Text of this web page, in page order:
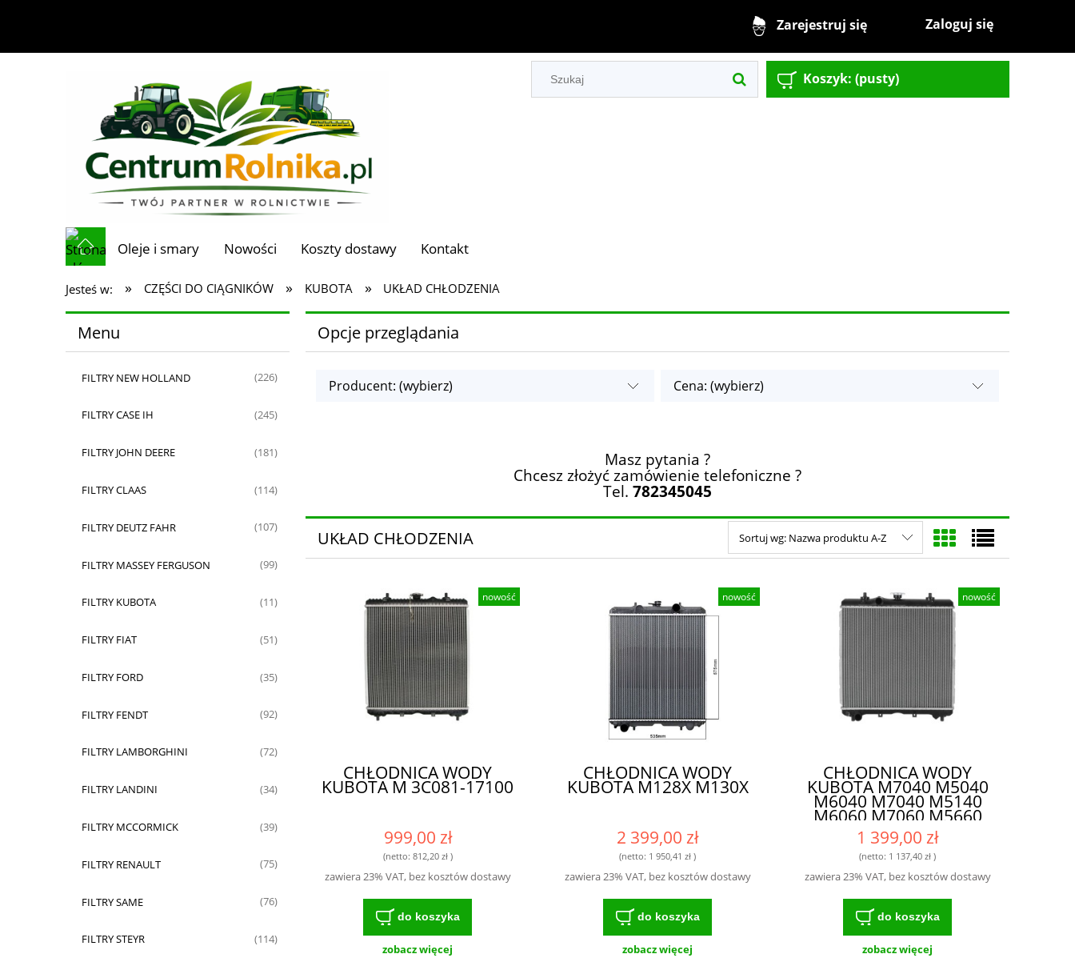
Zarejestruj się Zaloguj się
Koszyk: (pusty)
Oleje i smary Nowości Koszty dostawy Kontakt
Jesteś w: » CZĘŚCI DO CIĄGNIKÓW » KUBOTA » UKŁAD CHŁODZENIA
Menu
FILTRY NEW HOLLAND (226)
FILTRY CASE IH (245)
FILTRY JOHN DEERE (181)
FILTRY CLAAS (114)
FILTRY DEUTZ FAHR (107)
FILTRY MASSEY FERGUSON (99)
FILTRY KUBOTA (11)
FILTRY FIAT (51)
FILTRY FORD (35)
FILTRY FENDT (92)
FILTRY LAMBORGHINI (72)
FILTRY LANDINI (34)
FILTRY MCCORMICK (39)
FILTRY RENAULT (75)
FILTRY SAME (76)
FILTRY STEYR (114)
Opcje przeglądania
Producent: (wybierz) Cena: (wybierz)
Masz pytania ?
Chcesz złożyć zamówienie telefoniczne ?
Tel. 782345045
UKŁAD CHŁODZENIA Sortuj wg: Nazwa produktu A-Z
CHŁODNICA WODY
KUBOTA M 3C081-17100
999,00 zł
(netto: 812,20 zł)
zawiera 23% VAT, bez kosztów dostawy
do koszyka
zobacz więcej
nowość
CHŁODNICA WODY
KUBOTA M128X M130X
2 399,00 zł
(netto: 1 950,41 zł )
zawiera 23% VAT, bez kosztów dostawy
do koszyka
zobacz więcej
nowość
CHŁODNICA WODY
KUBOTA M7040 M5040
M6040 M7040 M5140
M6060 M7060 M5660
1 399,00 zł
(netto: 1 137,40 zł )
zawiera 23% VAT, bez kosztów dostawy
do koszyka
zobacz więcej
nowość